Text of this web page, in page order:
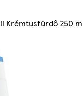
Krémtusfürdő 250